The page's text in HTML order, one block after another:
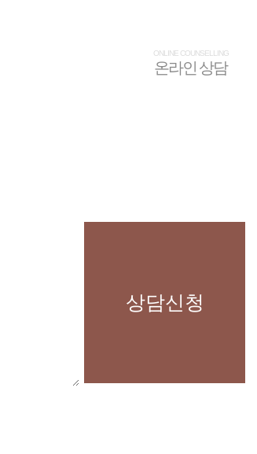
ONLINE COUNSELLING
온라인 상담
상담신청